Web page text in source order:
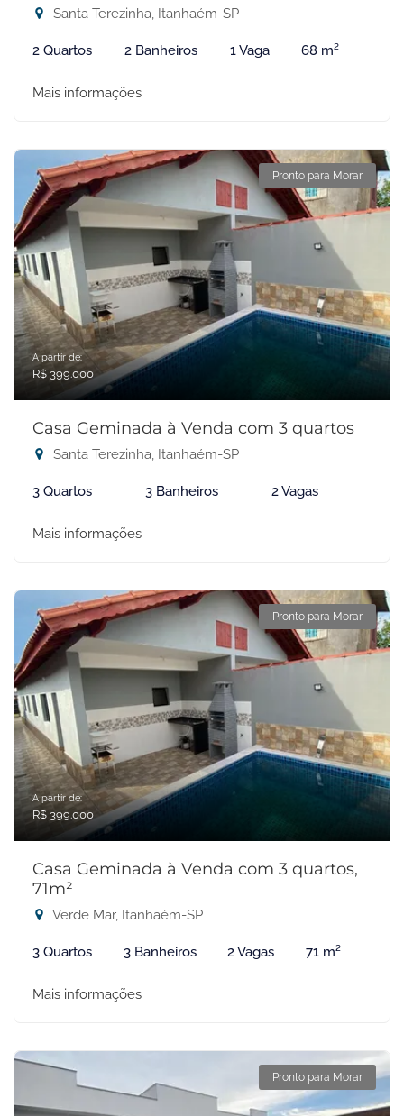
Santa Terezinha, Itanhaém-SP
2 Quartos 2 Banheiros 1 Vaga 68 m²
Mais informações
Pronto para Morar
A partir de:
R$ 399.000
Casa Geminada à Venda com 3 quartos
Santa Terezinha, Itanhaém-SP
3 Quartos 3 Banheiros 2 Vagas
Mais informações
Pronto para Morar
A partir de:
R$ 399.000
Casa Geminada à Venda com 3 quartos,
71m²
Verde Mar, Itanhaém-SP
3 Quartos 3 Banheiros 2 Vagas 71 m²
Mais informações
Pronto para Morar